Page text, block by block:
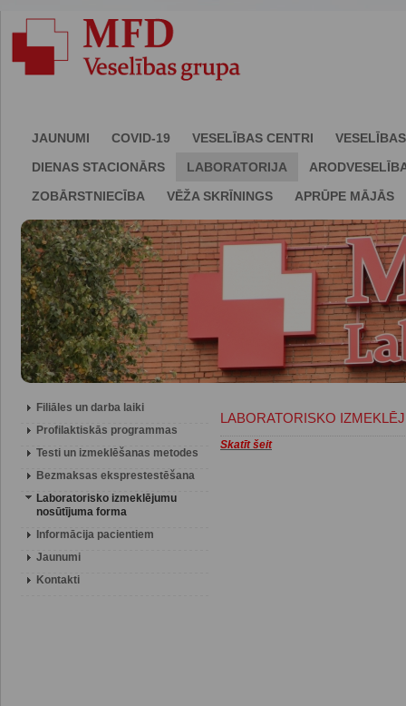
JAUNUMI COVID-19 VESELĪBAS CENTRI
DIENAS STACIONĀRS
LABORATORIJA
ZOBĀRSTNIECĪBA
VĒŽA SKRĪNINGS APRŪPE MĀJĀS
Filiāles un darba laiki
Profilaktiskās programmas
Testi un izmeklēšanas metodes
Bezmaksas eksprestestēšana
Laboratorisko izmeklējumu
nosūtījuma forma
Informācija pacientiem
Jaunumi
Kontakti
LABORATORISKO
Skatīt šeit